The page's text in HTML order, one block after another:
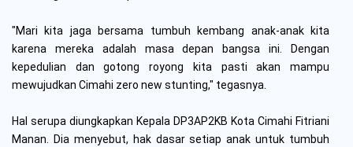
"Mari kita jaga bersama tumbuh kembang anak-anak kita
karena mereka adalah masa depan bangsa ini. Dengan
kepedulian dan gotong royong kita pasti akan mampu
mewujudkan Cimahi zero new stunting," tegasnya.
Hal serupa diungkapkan Kepala DP3AP2KB Kota Cimahi Fitriani
Manan. Dia menyebut, hak dasar setiap anak untuk tumbuh